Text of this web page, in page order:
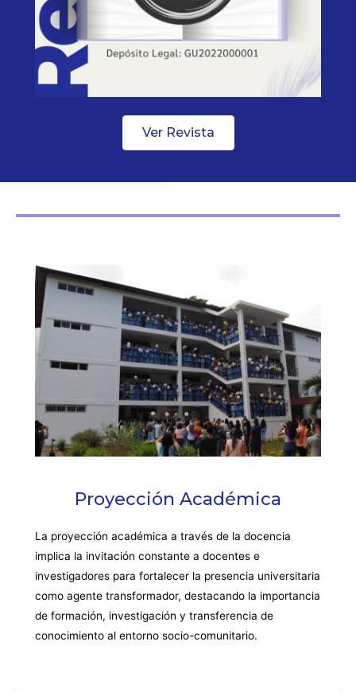
Ver Revista
Proyección Académica
La proyección académica a través de la docencia
implica la invitación constante a docentes e
investigadores para fortalecer la presencia universitaria
como agente transformador, destacando la importancia
de formación, investigación y transferencia de
conocimiento al entorno socio-comunitario.